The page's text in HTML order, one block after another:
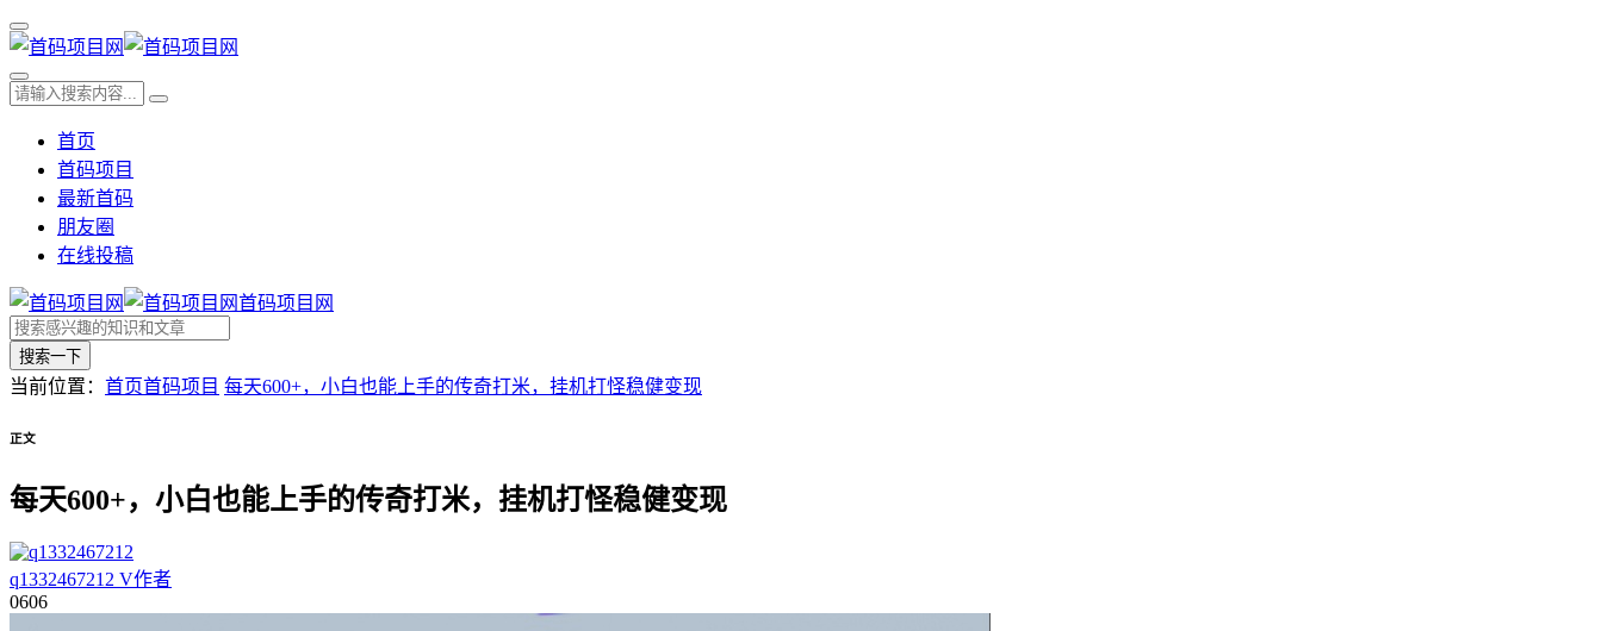
首页
首码项目
最新首码
朋友圈
在线投稿
首码项目网
搜索一下
当前位置： 首页首码项目 每天600+，小白也能上手的传奇打米，挂机打怪稳健变现
正文
每天600+，小白也能上手的传奇打米，挂机打怪稳健变现
q1332467212 V作者
0606